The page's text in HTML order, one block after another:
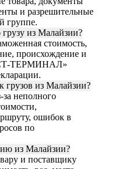
и разрешительные
группе.
грузу из Малайзии?
стоимость,
происхождение и
ТЕРМИНАЛ»
грузов из Малайзии?
неполного
ошибок в
по
из Малайзии?
и поставщику